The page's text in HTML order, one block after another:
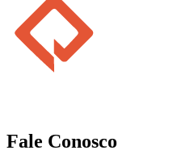
Fale Conosco